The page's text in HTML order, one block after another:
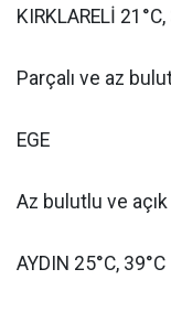
KIRKLARELİ 21°C,
Parçalı ve az
EGE
Az bulutlu ve
AYDIN 25°C, 39°C